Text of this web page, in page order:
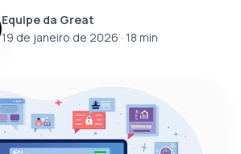
Equipe da Great
19 de janeiro de 2026 · 18 min